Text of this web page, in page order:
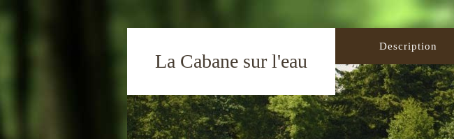
La Cabane sur l'eau
Description